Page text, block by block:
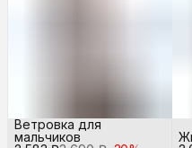
Ветровка для
мальчиков